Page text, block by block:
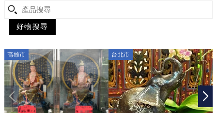
高雄市 台北市